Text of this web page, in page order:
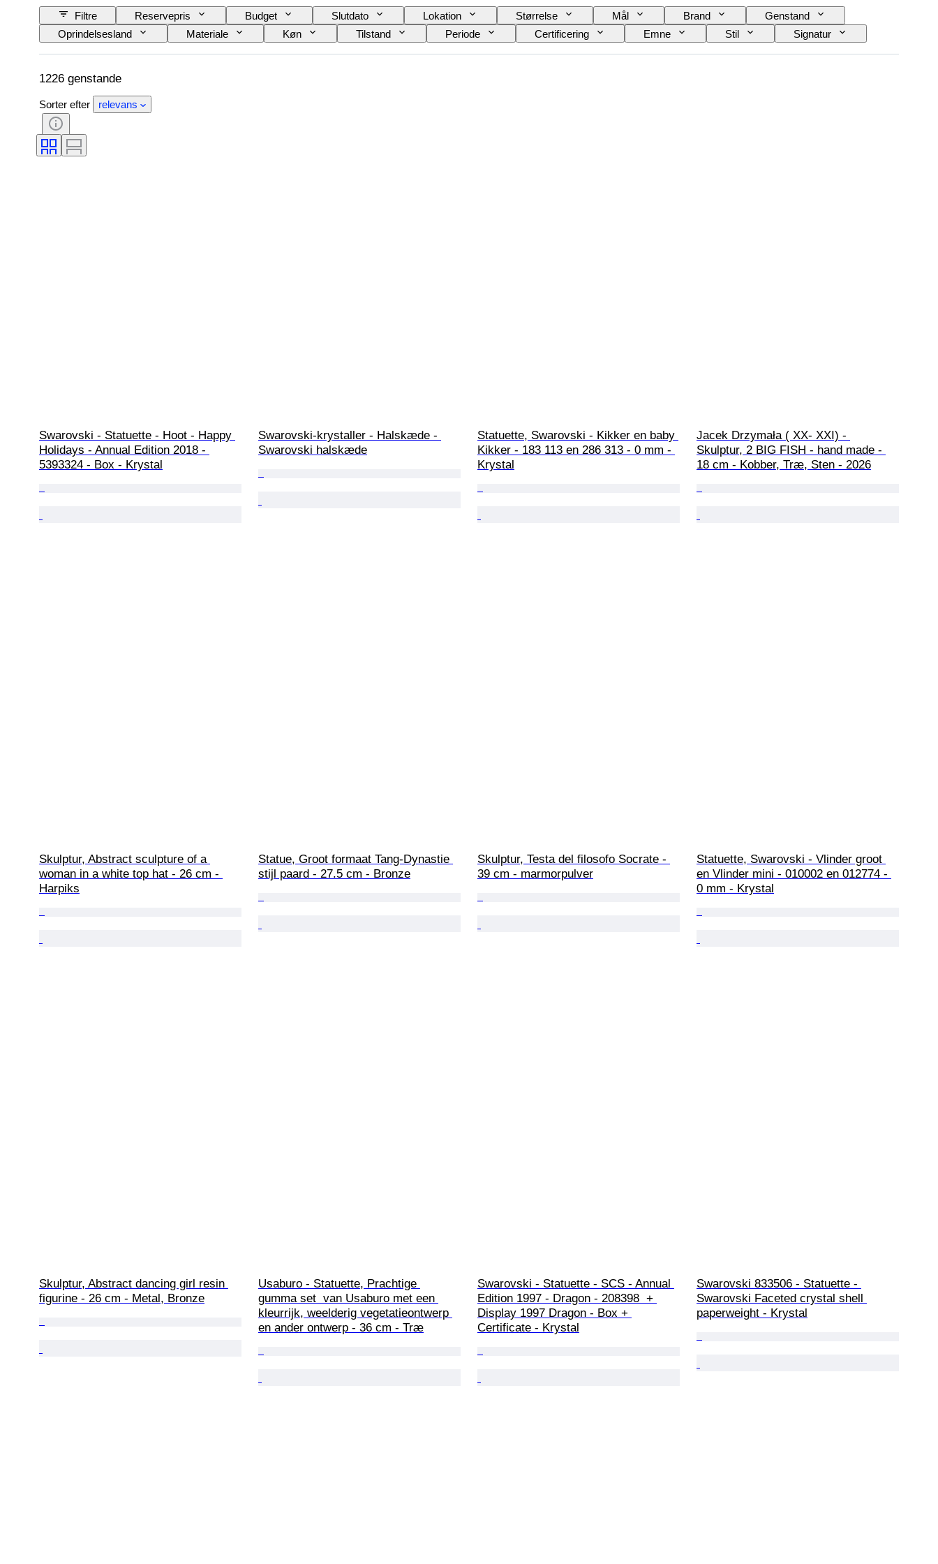
Filtre Reservepris Budget Slutdato Lokation Størrelse Mål Brand
Genstand
Oprindelsesland
Materiale Køn Tilstand Periode Certificering Emne Stil
Signatur
Farve
Æra Kunstner Solgt af Original/ kopi Størrelse på genstand Skaber Proveniens
1226 genstande
Sorter efter relevans
Swarovski - Statuette - Hoot - Happy
Holidays - Annual Edition 2018 -
5393324 - Box - Krystal
Swarovski-krystaller - Halskæde -
Swarovski halskæde
Statuette, Swarovski - Kikker en baby
Kikker - 183 113 en 286 313 - 0 mm -
Krystal
Jacek Drzymała ( XX- XXI) -
Skulptur, 2 BIG FISH - hand made -
18 cm - Kobber, Træ, Sten - 2026
Skulptur, Abstract sculpture of a
woman in a white top hat - 26 cm -
Harpiks
Statue, Groot formaat Tang-Dynastie
stijl paard - 27.5 cm - Bronze
Skulptur, Testa del filosofo Socrate -
39 cm - marmorpulver
Statuette, Swarovski - Vlinder groot
en Vlinder mini - 010002 en 012774 -
0 mm - Krystal
Skulptur, Abstract dancing girl resin
figurine - 26 cm - Metal, Bronze
Usaburo - Statuette, Prachtige
gumma set  van Usaburo met een
kleurrijk, weelderig vegetatieontwerp
en ander ontwerp - 36 cm - Træ
Swarovski - Statuette - SCS - Annual
Edition 1997 - Dragon - 208398  +
Display 1997 Dragon - Box +
Certificate - Krystal
Swarovski 833506 - Statuette -
Swarovski Faceted crystal shell
paperweight - Krystal